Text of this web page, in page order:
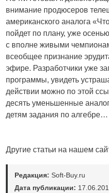
внимание продюсеров
американского аналога
пойдет по плану, уже
с вполне живыми
всеобщее признание
эфире. Разработчики уже
программы, увидеть
действии можно по этой
десять уменьшенные
детям задания по алгебре…
Другие статьи на нашем
Редакция: Soft-Buy.ru
Дата публикации: